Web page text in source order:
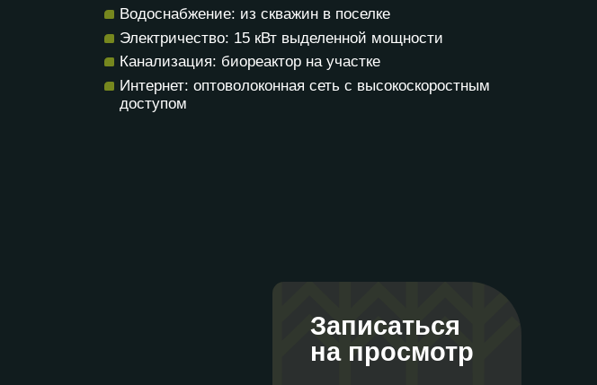
Водоснабжение: из скважин в поселке
Электричество: 15 кВт выделенной мощности
Канализация: биореактор на участке
Интернет: оптоволоконная сеть с высокоскоростным
доступом
Записаться
на просмотр